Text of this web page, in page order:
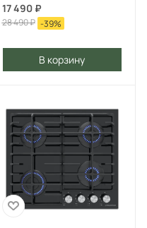
17 490₽
28 490₽ -39%
В корзину